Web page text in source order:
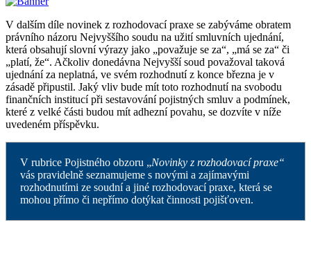
V dalším díle novinek z rozhodovací praxe se zabýváme obratem
právního názoru Nejvyššího soudu na užití smluvních ujednání,
která obsahují slovní výrazy jako „považuje se za“, „má se za“ či
„platí, že“. Ačkoliv donedávna Nejvyšší soud považoval taková
ujednání za neplatná, ve svém rozhodnutí z konce března je v
zásadě připustil. Jaký vliv bude mít toto rozhodnutí na svobodu
finančních institucí při sestavování pojistných smluv a podmínek,
které z velké části budou mít adhezní povahu, se dozvíte v níže
uvedeném příspěvku.
V rubrice Pojistného obzoru „Novinky z rozhodovací praxe“
vás pravidelně seznamujeme s novými a zajímavými
rozhodnutími ze soudní a jiné rozhodovací praxe, která se
mohou přímo či nepřímo dotýkat činnosti pojišťoven.